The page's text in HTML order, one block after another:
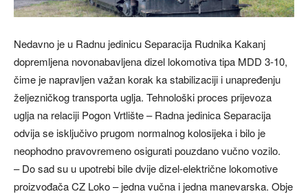
Nedavno je u Radnu jedinicu Separacija Rudnika Kakanj
dopremljena novonabavljena dizel lokomotiva tipa MDD 3-10,
čime je napravljen važan korak ka stabilizaciji i unapređenju
željezničkog transporta uglja. Tehnološki proces prijevoza
uglja na relaciji Pogon Vrtlište – Radna jedinica Separacija
odvija se isključivo prugom normalnog kolosijeka i bilo je
neophodno pravovremeno osigurati pouzdano vučno vozilo.
– Do sad su u upotrebi bile dvije dizel-električne lokomotive
proizvođača CZ Loko – jedna vučna i jedna manevarska. Obje